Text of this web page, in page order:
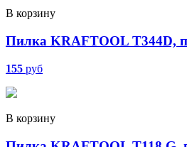
В корзину
Пилка KRAFTOOL T344D,
155 руб
В корзину